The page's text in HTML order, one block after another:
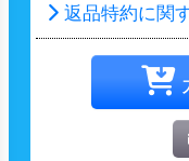
返品特約に関